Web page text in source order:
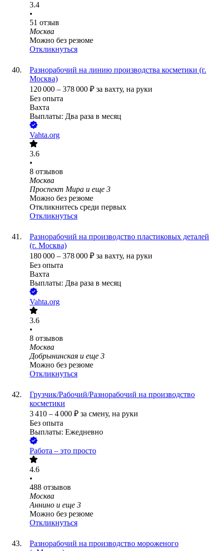
3.4
•
51 отзыв
Москва
Можно без резюме
Откликнуться
Разнорабочий на линию производства косметики (г.
Москва)
120 000 – 378 000 ₽ за вахту, на руки
Без опыта
Вахта
Выплаты: Два раза в месяц
Vahta.org
3.6
•
8 отзывов
Москва
Проспект Мира и еще 3
Можно без резюме
Откликнитесь среди первых
Откликнуться
Разнорабочий на производство пластиковых деталей
(г. Москва)
180 000 – 378 000 ₽ за вахту, на руки
Без опыта
Вахта
Выплаты: Два раза в месяц
Vahta.org
3.6
•
8 отзывов
Москва
Добрынинская и еще 3
Можно без резюме
Откликнуться
Грузчик/Рабочий/Разнорабочий на производство
косметики
3 410 – 4 000 ₽ за смену, на руки
Без опыта
Выплаты: Ежедневно
Работа – это просто
4.6
•
488 отзывов
Москва
Аннино и еще 3
Можно без резюме
Откликнуться
Разнорабочий на производство мороженого